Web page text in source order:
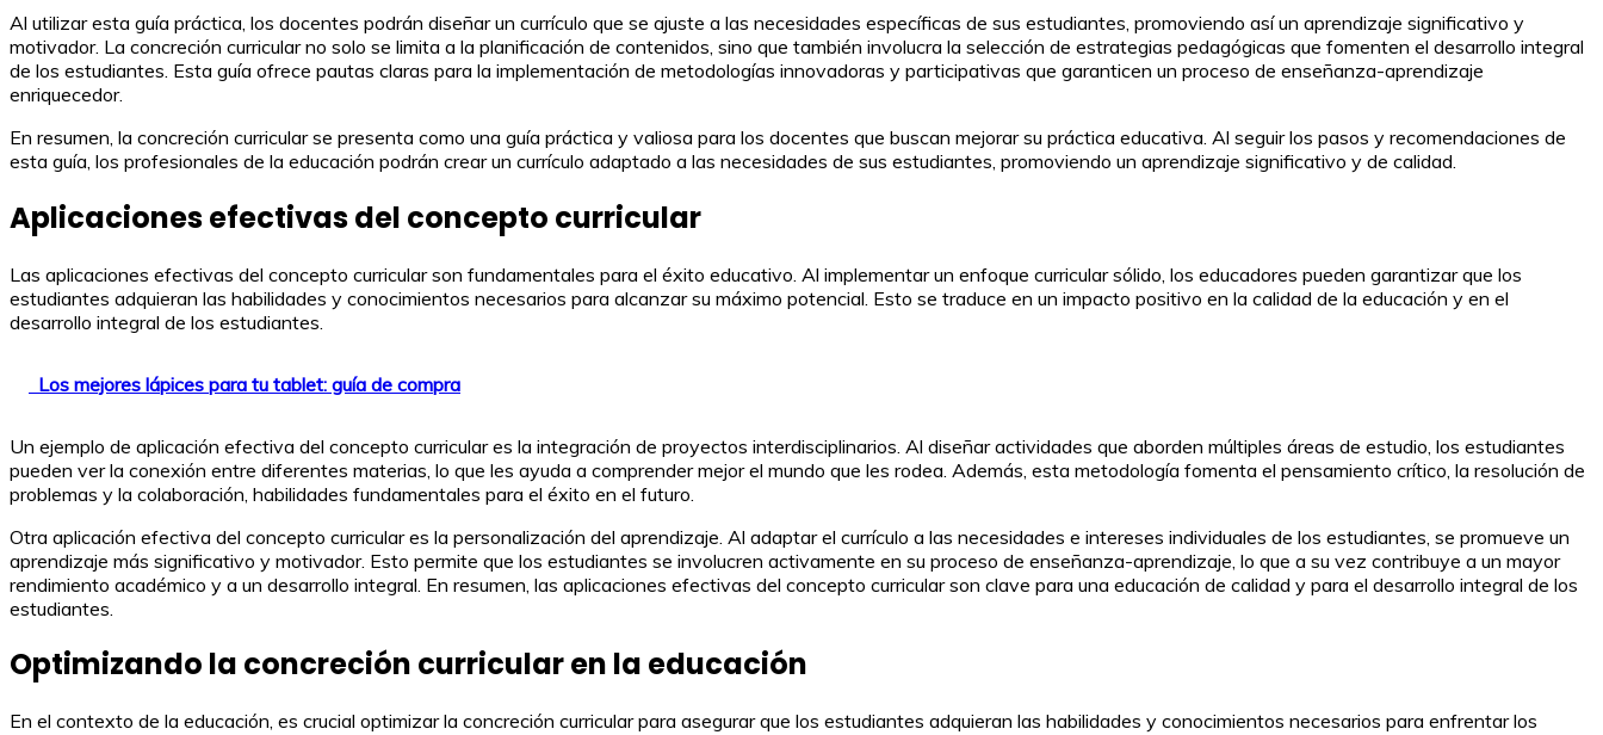
Al utilizar esta guía práctica, los docentes podrán diseñar un currículo que se ajuste a las necesidades específicas de sus estudiantes, promoviendo así un aprendizaje significativo y
motivador. La concreción curricular no solo se limita a la planificación de contenidos, sino que también involucra la selección de estrategias pedagógicas que fomenten el desarrollo integral
de los estudiantes. Esta guía ofrece pautas claras para la implementación de metodologías innovadoras y participativas que garanticen un proceso de enseñanza-aprendizaje
enriquecedor.
En resumen, la concreción curricular se presenta como una guía práctica y valiosa para los docentes que buscan mejorar su práctica educativa. Al seguir los pasos y recomendaciones de
esta guía, los profesionales de la educación podrán crear un currículo adaptado a las necesidades de sus estudiantes, promoviendo un aprendizaje significativo y de calidad.
Aplicaciones efectivas del concepto curricular
Las aplicaciones efectivas del concepto curricular son fundamentales para el éxito educativo. Al implementar un enfoque curricular sólido, los educadores pueden garantizar que los
estudiantes adquieran las habilidades y conocimientos necesarios para alcanzar su máximo potencial. Esto se traduce en un impacto positivo en la calidad de la educación y en el
desarrollo integral de los estudiantes.
Los mejores lápices para tu tablet: guía de compra
Un ejemplo de aplicación efectiva del concepto curricular es la integración de proyectos interdisciplinarios. Al diseñar actividades que aborden múltiples áreas de estudio, los estudiantes
pueden ver la conexión entre diferentes materias, lo que les ayuda a comprender mejor el mundo que les rodea. Además, esta metodología fomenta el pensamiento crítico, la resolución de
problemas y la colaboración, habilidades fundamentales para el éxito en el futuro.
Otra aplicación efectiva del concepto curricular es la personalización del aprendizaje. Al adaptar el currículo a las necesidades e intereses individuales de los estudiantes, se promueve un
aprendizaje más significativo y motivador. Esto permite que los estudiantes se involucren activamente en su proceso de enseñanza-aprendizaje, lo que a su vez contribuye a un mayor
rendimiento académico y a un desarrollo integral. En resumen, las aplicaciones efectivas del concepto curricular son clave para una educación de calidad y para el desarrollo integral de los
estudiantes.
Optimizando la concreción curricular en la educación
En el contexto de la educación, es crucial optimizar la concreción curricular para asegurar que los estudiantes adquieran las habilidades y conocimientos necesarios para enfrentar los